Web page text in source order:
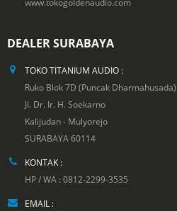
DEALER SURABAYA
TOKO TITANIUM AUDIO :
Ruko Blok 7D (Puncak Dharmahusada)
Jl. Dr. Ir. H. Soekarno
Kalijudan - Mulyorejo
SURABAYA 60114
KONTAK :
HP / WA : 0812-2299-3535
EMAIL :